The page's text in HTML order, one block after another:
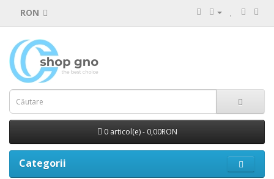
RON
0 articol(e) - 0,00RON
Categorii